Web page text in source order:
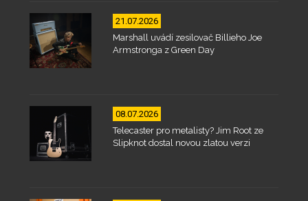
21.07.2026
Marshall uvádí zesilovač Billieho Joe
Armstronga z Green Day
08.07.2026
Telecaster pro metalisty? Jim Root ze
Slipknot dostal novou zlatou verzi